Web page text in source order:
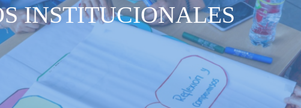
INSTITUCIONALES